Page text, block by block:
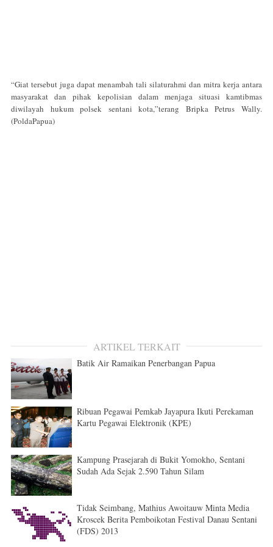
“Giat tersebut juga dapat menambah tali silaturahmi dan mitra kerja antara
masyarakat dan pihak kepolisian dalam menjaga situasi kamtibmas
diwilayah hukum polsek sentani kota,”terang Bripka Petrus Wally.
(PoldaPapua)
ARTIKEL TERKAIT
Batik Air Ramaikan Penerbangan Papua
Ribuan Pegawai Pemkab Jayapura Ikuti Perekaman
Kartu Pegawai Elektronik (KPE)
Kampung Prasejarah di Bukit Yomokho, Sentani
Sudah Ada Sejak 2.590 Tahun Silam
Tidak Seimbang, Mathius Awoitauw Minta Media
Kroscek Berita Pemboikotan Festival Danau Sentani
(FDS) 2013